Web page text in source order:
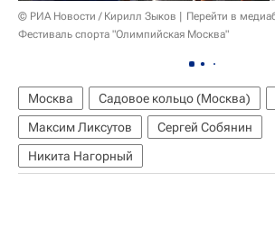
© РИА Новости / Кирилл Зыков
Перейти в
Фестиваль спорта "Олимпийская Москва"
Москва Садовое кольцо (Москва)
Максим Ликсутов
Сергей Собянин
Никита Нагорный